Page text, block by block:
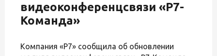
видеоконференцсвязи «Р7-
Команда»
Компания «Р7» сообщила об обновлении